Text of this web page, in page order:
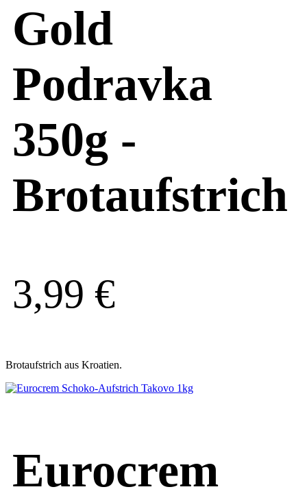
Gold
Podravka
350g -
Brotaufstrich
3,99 €
Brotaufstrich aus Kroatien.
Eurocrem